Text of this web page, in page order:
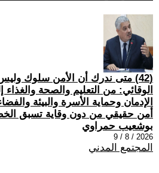
(42) متى ندرك أن الأمن سلوك
الوقائي: من التعليم والصحة والغذاء
الإدمان وحماية الأسرة والبيئة
أمن حقيقي من دون وقاية تسبق
بوشعيب حمراوي
2026 / 8 / 9
المجتمع المدني